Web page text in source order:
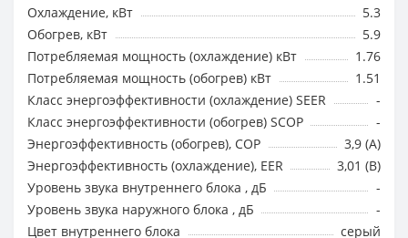
Охлаждение, кВт
5.3
Обогрев, кВт
5.9
Потребляемая мощность (охлаждение) кВт
1.76
Потребляемая мощность (обогрев) кВт
1.51
Класс энергоэффективности (охлаждение) SEER
-
Класс энергоэффективности (обогрев) SCOP
-
Энергоэффективность (обогрев), COP
3,9 (A)
Энергоэффективность (охлаждение), EER
3,01 (B)
Уровень звука внутреннего блока , дБ
-
Уровень звука наружного блока , дБ
-
Цвет внутреннего блока
серый